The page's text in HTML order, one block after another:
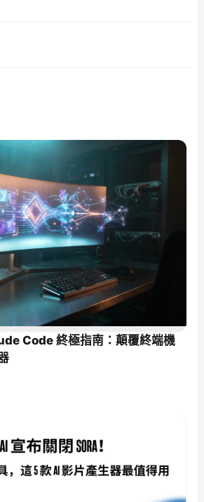
Code 終極指南：顛覆終端機